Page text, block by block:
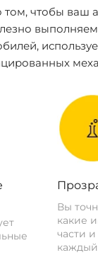
чтобы ваш
Вы
какие
части